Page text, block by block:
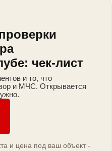
чек-лист
и то, что
и МЧС. Открывается
и цена под ваш объект -